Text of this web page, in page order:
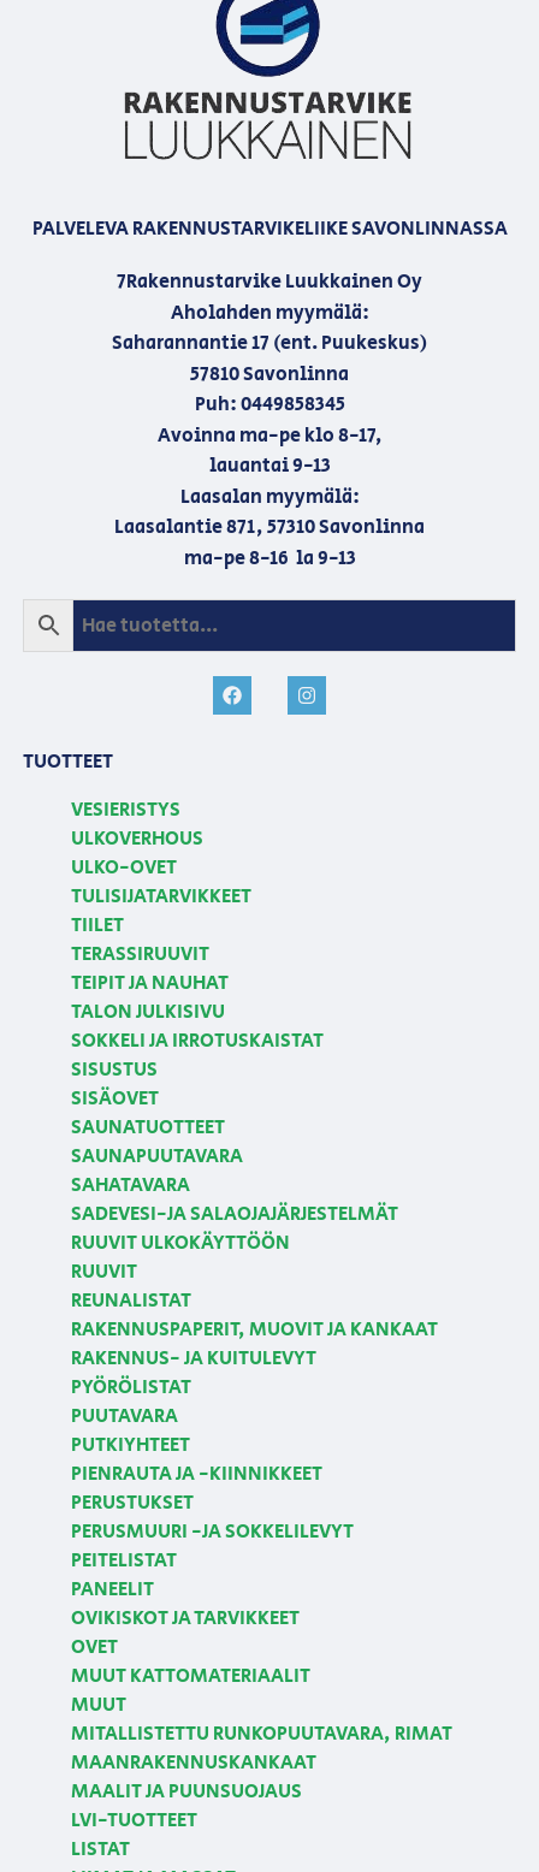
PALVELEVA RAKENNUSTARVIKELIIKE SAVONLINNASSA
7Rakennustarvike Luukkainen Oy
Aholahden myymälä:
Saharannantie 17 (ent. Puukeskus)
57810 Savonlinna
Puh: 0449858345
Avoinna ma-pe klo 8-17,
lauantai 9-13
Laasalan myymälä:
Laasalantie 871, 57310 Savonlinna
ma-pe 8-16 la 9-13
TUOTTEET
VESIERISTYS
ULKOVERHOUS
ULKO-OVET
TULISIJATARVIKKEET
TIILET
TERASSIRUUVIT
TEIPIT JA NAUHAT
TALON JULKISIVU
SOKKELI JA IRROTUSKAISTAT
SISUSTUS
SISÄOVET
SAUNATUOTTEET
SAUNAPUUTAVARA
SAHATAVARA
SADEVESI-JA SALAOJAJÄRJESTELMÄT
RUUVIT ULKOKÄYTTÖÖN
RUUVIT
REUNALISTAT
RAKENNUSPAPERIT, MUOVIT JA KANKAAT
RAKENNUS- JA KUITULEVYT
PYÖRÖLISTAT
PUUTAVARA
PUTKIYHTEET
PIENRAUTA JA -KIINNIKKEET
PERUSTUKSET
PERUSMUURI -JA SOKKELILEVYT
PEITELISTAT
PANEELIT
OVIKISKOT JA TARVIKKEET
OVET
MUUT KATTOMATERIAALIT
MUUT
MITALLISTETTU RUNKOPUUTAVARA, RIMAT
MAANRAKENNUSKANKAAT
MAALIT JA PUUNSUOJAUS
LVI-TUOTTEET
LISTAT